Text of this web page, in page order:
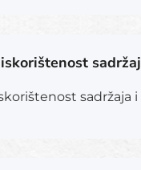
sadržaja